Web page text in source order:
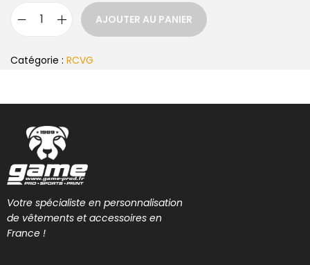
AJOUTER AU PANIER
Catégorie : RCVG
Votre spécialiste en personnalisation
de vêtements et accessoires en
France !